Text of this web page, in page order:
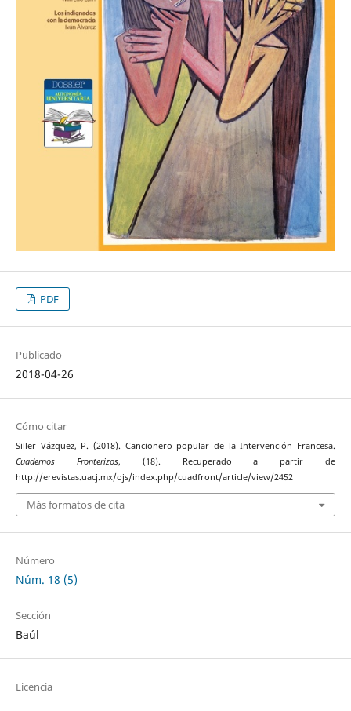
PDF
Publicado
2018-04-26
Cómo citar
Siller Vázquez, P. (2018). Cancionero popular de la Intervención Francesa.
Cuadernos Fronterizos, (18). Recuperado a partir de
http://erevistas.uacj.mx/ojs/index.php/cuadfront/article/view/2452
Más formatos de cita
Número
Núm. 18 (5)
Sección
Baúl
Licencia